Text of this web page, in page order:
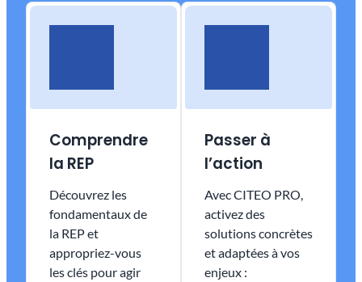
Comprendre
la REP
Découvrez les
fondamentaux de
la REP et
appropriez-vous
les clés pour agir
Passer à
l’action
Avec CITEO PRO, ​​​
activez​​ des
solutions concrètes
et adaptées à vos
enjeux :